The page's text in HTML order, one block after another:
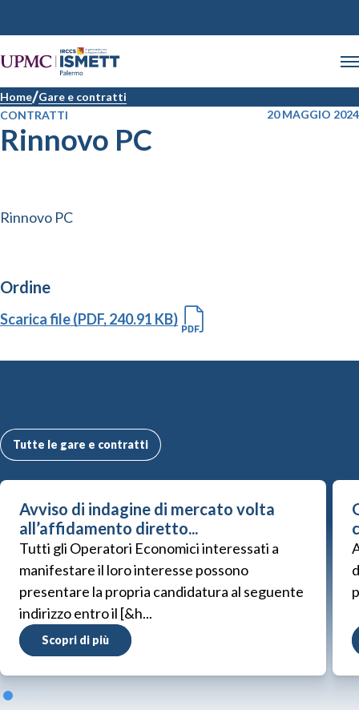
Home Gare e contratti
CONTRATTI
20 MAGGIO 2024
Rinnovo PC
Rinnovo PC
Ordine
Scarica file (PDF, 240.91 KB)
Tutte le gare e contratti
Avviso di indagine di mercato volta
all’affidamento diretto...
Tutti gli Operatori Economici interessati a
manifestare il loro interesse possono
presentare la propria candidatura al seguente
indirizzo entro il [&h...
Scopri di più